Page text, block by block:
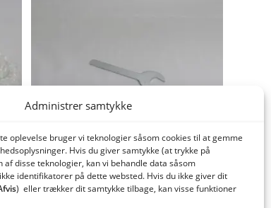
Administrer samtykke
oplevelse bruger vi teknologier såsom cookies til at gemme
Hvis du giver samtykke (at trykke på
af ​​disse teknologier, kan vi behandle data såsom
identifikatorer på dette websted. Hvis du ikke giver dit
) eller trækker dit samtykke tilbage, kan visse funktioner
Gaffelnøgle for renselåge møtrik